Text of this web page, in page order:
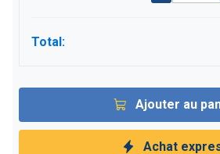
Total:
Ajouter au
Achat